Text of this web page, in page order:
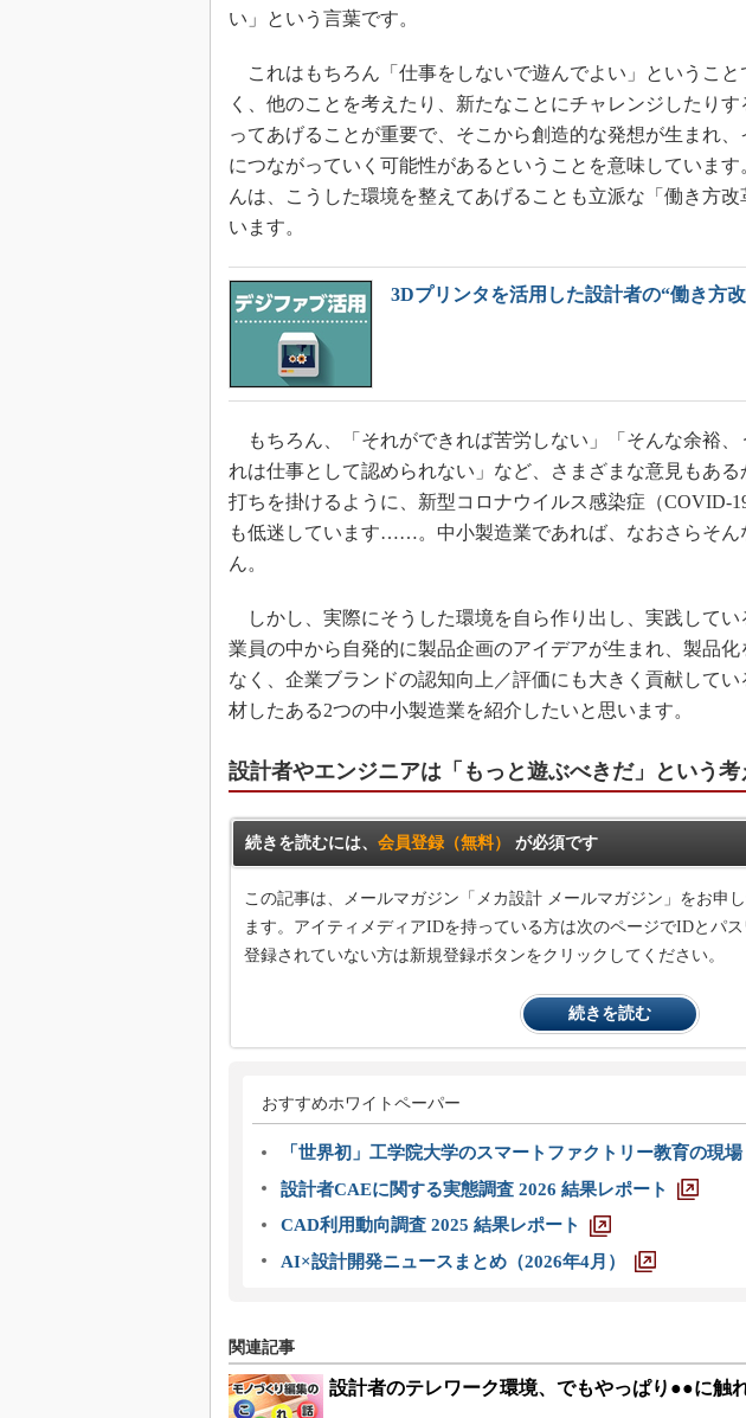
海外生
グロー
制御
新型コ
い」という言葉です。
これはもちろん「仕事をしないで遊んでよい」ということ
く、他のことを考えたり、新たなことにチャレンジしたり
ってあげることが重要で、そこから創造的な発想が生まれ
につながっていく可能性があるということを意味していま
んは、こうした環境を整えてあげることも立派な「働き方
います。
3Dプリンタを活用した設計者の“働き方
もちろん、「それができれば苦労しない」「そんな余裕、
れは仕事として認められない」など、さまざまな意見もあ
打ちを掛けるように、新型コロナウイルス感染症（COVID-
も低迷しています……。中小製造業であれば、なおさらそん
ん。
しかし、実際にそうした環境を自ら作り出し、実践してい
業員の中から自発的に製品企画のアイデアが生まれ、製品
なく、企業ブランドの認知向上／評価にも大きく貢献して
材したある2つの中小製造業を紹介したいと思います。
設計者やエンジニアは「もっと遊ぶべきだ」という考
続きを読むには、 会員登録（無料） が必須です
この記事は、メールマガジン「メカ設計 メールマガジン」をお申
ます。アイティメディアIDを持っている方は次のページでIDとパス
登録されていない方は新規登録ボタンをクリックしてください。
続きを読む
おすすめホワイトペーパー
「世界初」工学院大学のスマートファクトリー教育の現場
設計者CAEに関する実態調査 2026 結果レポート
CAD利用動向調査 2025 結果レポート
AI×設計開発ニュースまとめ（2026年4月）
関連記事
設計者のテレワーク環境、でもやっぱり●●に触